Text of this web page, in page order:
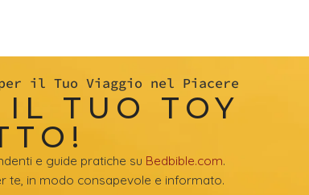
il Tuo Viaggio nel Piacere
IL TUO TOY
e guide pratiche su Bedbible.com.
te, in modo consapevole e informato.